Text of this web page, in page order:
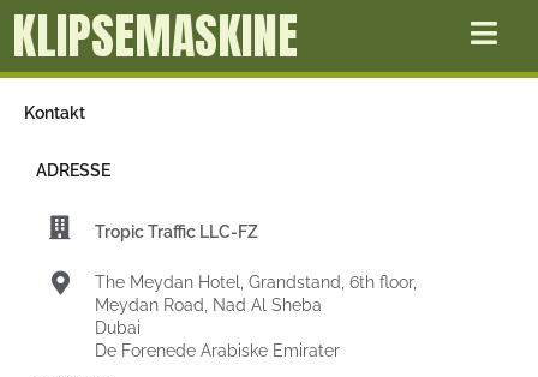
GåKLIPSEMASKINE
Kontakt
ADRESSE
Tropic Traffic LLC-FZ
The Meydan Hotel, Grandstand, 6th floor,
Meydan Road, Nad Al Sheba
Dubai
De Forenede Arabiske Emirater